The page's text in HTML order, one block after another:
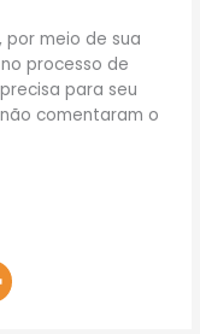
por meio de sua
processo de
para seu
comentaram o